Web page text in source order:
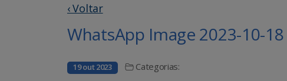
‹ Voltar
WhatsApp Image 2023-10-
19 out 2023 Categorias: